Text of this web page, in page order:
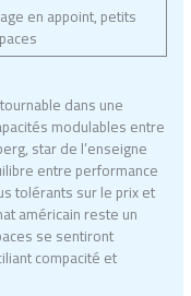
en appoint, petits
dans une
modulables entre
star de l’enseigne
entre performance
tolérants sur le prix et
américain reste un
se sentiront
compacité et